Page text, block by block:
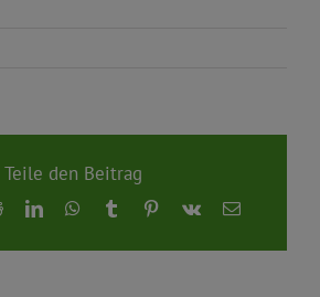
Teile den Beitrag
RedditLinkedInWhatsApp
TumblrPinterest
Vk
E-